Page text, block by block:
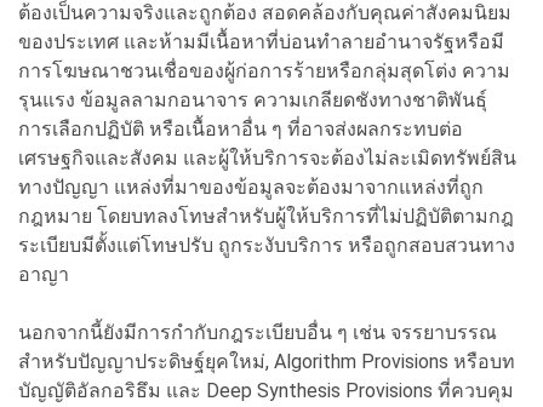
ต้องเป็นความจริงและถูกต้อง สอดคล้องกับคุณค่าสังคมนิยม
ของประเทศ และห้ามมีเนื้อหาที่บ่อนทำลายอำนาจรัฐหรือมี
การโฆษณาชวนเชื่อของผู้ก่อการร้ายหรือกลุ่มสุดโต่ง ความ
รุนแรง ข้อมูลลามกอนาจาร ความเกลียดชังทางชาติพันธุ์
การเลือกปฏิบัติ หรือเนื้อหาอื่น ๆ ที่อาจส่งผลกระทบต่อ
เศรษฐกิจและสังคม และผู้ให้บริการจะต้องไม่ละเมิดทรัพย์สิน
ทางปัญญา แหล่งที่มาของข้อมูลจะต้องมาจากแหล่งที่ถูก
กฎหมาย โดยบทลงโทษสำหรับผู้ให้บริการที่ไม่ปฏิบัติตามกฎ
ระเบียบมีตั้งแต่โทษปรับ ถูกระงับบริการ หรือถูกสอบสวนทาง
อาญา
นอกจากนี้ยังมีการกำกับกฎระเบียบอื่น ๆ เช่น จรรยาบรรณ
สำหรับปัญญาประดิษฐ์ยุคใหม่, Algorithm Provisions หรือบท
บัญญัติอัลกอริธึม และ Deep Synthesis Provisions ที่ควบคุม